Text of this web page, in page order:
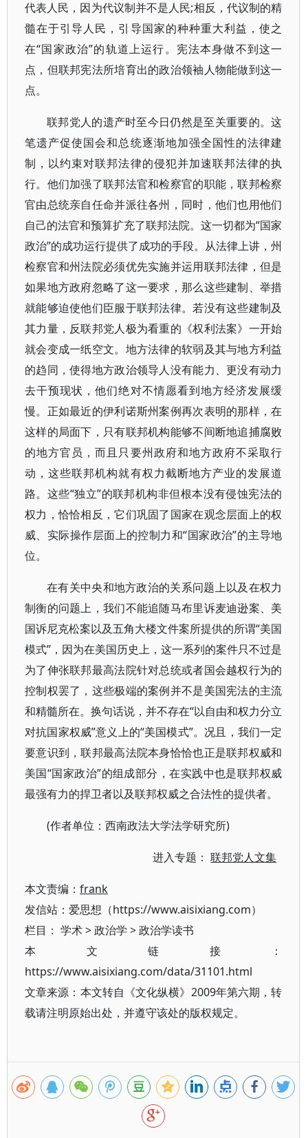
代表人民，因为代议制并不是人民;相反，代议制的精
髓在于引导人民，引导国家的种种重大利益，使之
在“国家政治”的轨道上运行。宪法本身做不到这一
点，但联邦宪法所培育出的政治领袖人物能做到这一
点。
联邦党人的遗产时至今日仍然是至关重要的。这
笔遗产促使国会和总统逐渐地加强全国性的法律建
制，以约束对联邦法律的侵犯并加速联邦法律的执
行。他们加强了联邦法官和检察官的职能，联邦检察
官由总统亲自任命并派往各州，同时，他们也用他们
自己的法官和预算扩充了联邦法院。这一切都为“国家
政治”的成功运行提供了成功的手段。从法律上讲，州
检察官和州法院必须优先实施并运用联邦法律，但是
如果地方政府忽略了这一要求，那么这些建制、举措
就能够迫使他们臣服于联邦法律。若没有这些建制及
其力量，反联邦党人极为看重的《权利法案》一开始
就会变成一纸空文。地方法律的软弱及其与地方利益
的趋同，使得地方政治领导人没有能力、更没有动力
去干预现状，他们绝对不情愿看到地方经济发展缓
慢。正如最近的伊利诺斯州案例再次表明的那样，在
这样的局面下，只有联邦机构能够不间断地追捕腐败
的地方官员，而且只要州政府和地方政府不采取行
动，这些联邦机构就有权力截断地方产业的发展道
路。这些“独立”的联邦机构非但根本没有侵蚀宪法的
权力，恰恰相反，它们巩固了国家在观念层面上的权
威、实际操作层面上的控制力和“国家政治”的主导地
位。
在有关中央和地方政治的关系问题上以及在权力
制衡的问题上，我们不能追随马布里诉麦迪逊案、美
国诉尼克松案以及五角大楼文件案所提供的所谓“美国
模式”，因为在美国历史上，这一系列的案件只不过是
为了伸张联邦最高法院针对总统或者国会越权行为的
控制权罢了，这些极端的案例并不是美国宪法的主流
和精髓所在。换句话说，并不存在“以自由和权力分立
对抗国家权威”意义上的“美国模式”。况且，我们一定
要意识到，联邦最高法院本身恰恰也正是联邦权威和
美国“国家政治”的组成部分，在实践中也是联邦权威
最强有力的捍卫者以及联邦权威之合法性的提供者。
(作者单位：西南政法大学法学研究所)
进入专题：联邦党人文集
本文责编： frank
发信站：爱思想（https://www.aisixiang.com）
栏目： 学术>政治学 >政治学读书
本文链接：
https://www.aisixiang.com/data/31101.html
文章来源：本文转自《文化纵横》2009年第六期，转
载请注明原始出处，并遵守该处的版权规定。